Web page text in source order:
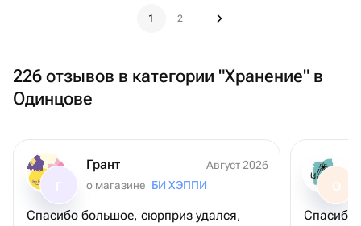
1 2
226 отзывов в категории "Хранение" в
Одинцове
Грант
Август 2026
о магазине БИ ХЭППИ
Спасибо большое, сюрприз удался,
О
Спасибо